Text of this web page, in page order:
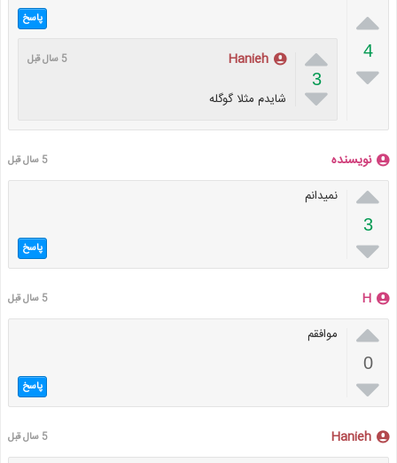

4

پاسخ

3

Hanieh 5 سال قبل
شایدم مثلا گوگله
نویسنده 5 سال قبل

3

نمیدانم
پاسخ
H 5 سال قبل

0

موافقم
پاسخ
Hanieh 5 سال قبل